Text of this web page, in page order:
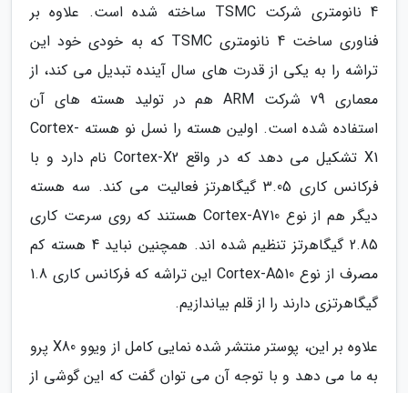
4 نانومتری شرکت TSMC ساخته شده است. علاوه بر
فناوری ساخت 4 نانومتری TSMC که به خودی خود این
تراشه را به یکی از قدرت های سال آینده تبدیل می کند، از
معماری v9 شرکت ARM هم در تولید هسته های آن
استفاده شده است. اولین هسته را نسل نو هسته Cortex-
X1 تشکیل می دهد که در واقع Cortex-X2 نام دارد و با
فرکانس کاری 3.05 گیگاهرتز فعالیت می کند. سه هسته
دیگر هم از نوع Cortex-A710 هستند که روی سرعت کاری
2.85 گیگاهرتز تنظیم شده اند. همچنین نباید 4 هسته کم
مصرف از نوع Cortex-A510 این تراشه که فرکانس کاری 1.8
گیگاهرتزی دارند را از قلم بیاندازیم.
علاوه بر این، پوستر منتشر شده نمایی کامل از ویوو X80 پرو
به ما می دهد و با توجه آن می توان گفت که این گوشی از